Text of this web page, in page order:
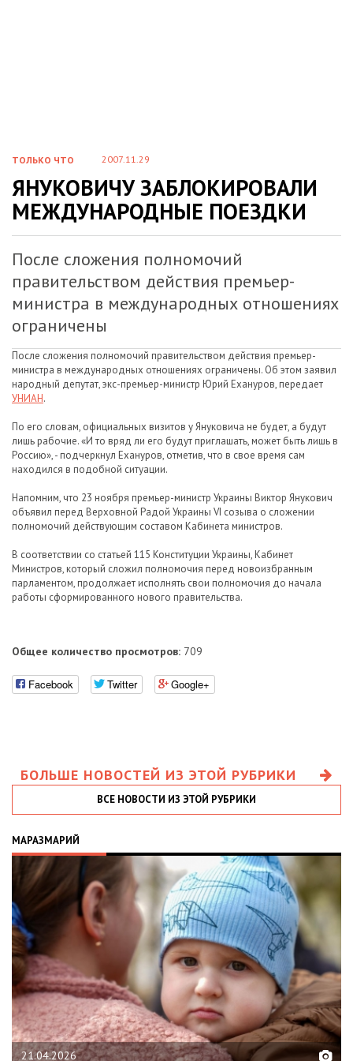
ТОЛЬКО ЧТО 2007.11.29
ЯНУКОВИЧУ ЗАБЛОКИРОВАЛИ
МЕЖДУНАРОДНЫЕ ПОЕЗДКИ
После сложения полномочий
правительством действия премьер-
министра в международных отношениях
ограничены
После сложения полномочий правительством действия премьер-
министра в международных отношениях ограничены. Об этом заявил
народный депутат, экс-премьер-министр Юрий Ехануров, передает
УНИАН.
По его словам, официальных визитов у Януковича не будет, а будут
лишь рабочие. «И то вряд ли его будут приглашать, может быть лишь в
Россию», - подчеркнул Ехануров, отметив, что в свое время сам
находился в подобной ситуации.
Напомним, что 23 ноября премьер-министр Украины Виктор Янукович
объявил перед Верховной Радой Украины VI созыва о сложении
полномочий действующим составом Кабинета министров.
В соответствии со статьей 115 Конституции Украины, Кабинет
Министров, который сложил полномочия перед новоизбранным
парламентом, продолжает исполнять свои полномочия до начала
работы сформированного нового правительства.
Общее количество просмотров: 709
Facebook Twitter Google+
БОЛЬШЕ НОВОСТЕЙ ИЗ ЭТОЙ РУБРИКИ
ВСЕ НОВОСТИ ИЗ ЭТОЙ РУБРИКИ
МАРАЗМАРИЙ
21.04.2026